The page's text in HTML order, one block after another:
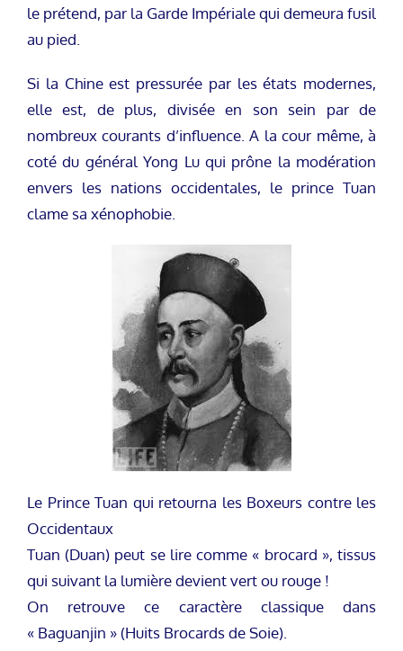
le prétend, par la Garde Impériale qui demeura fusil
au pied.
Si la Chine est pressurée par les états modernes,
elle est, de plus, divisée en son sein par de
nombreux courants d’influence. A la cour même, à
coté du général Yong Lu qui prône la modération
envers les nations occidentales, le prince Tuan
clame sa xénophobie.
Le Prince Tuan qui retourna les Boxeurs contre les
Occidentaux
Tuan (Duan) peut se lire comme « brocard », tissus
qui suivant la lumière devient vert ou rouge !
On retrouve ce caractère classique dans
« Baguanjin » (Huits Brocards de Soie).